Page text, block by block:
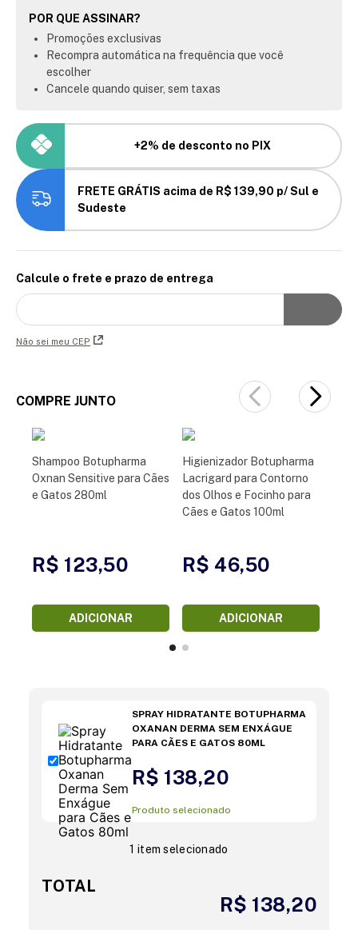
POR QUE ASSINAR?
Promoções exclusivas
Recompra automática na frequência que você
escolher
Cancele quando quiser, sem taxas
+2% de desconto no PIX
FRETE GRÁTIS acima de R$ 139,90 p/ Sul e
Sudeste
Calcule o frete e prazo de entrega
Não sei meu CEP
COMPRE JUNTO
Shampoo Botupharma
Oxnan Sensitive para Cães
e Gatos 280ml
R$ 123,50
ADICIONAR
Higienizador Botupharma
Lacrigard para Contorno
dos Olhos e Focinho para
Cães e Gatos 100ml
R$ 46,50
ADICIONAR
SPRAY HIDRATANTE BOTUPHARMA
OXANAN DERMA SEM ENXÁGUE
PARA CÃES E GATOS 80ML
R$ 138,20
Produto selecionado
1 item selecionado
TOTAL
R$ 138,20